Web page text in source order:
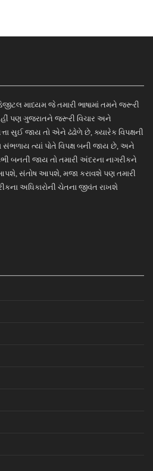
માધ્યમ જે તમારી ભાષામાં તમને જરૂરી
પણ ગુજરાતને જરૂરી વિચાર અને
સુઈ જાય તો એને ઢંઢોળે છે, ક્યારેક વિપક્ષની
સંભળાય ત્યાં પોતે વિપક્ષ બની જાય છે, અને
બનતી જાય તો તમારી અંદરના નાગરીકને
સંતોષ આપશે, મજા કરાવશે પણ તમારી
અધિકારોની ચેતના જીવંત રાખશે